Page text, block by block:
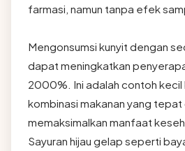
farmasi, namun tanpa efek
Mengonsumsi kunyit dengan
dapat meningkatkan
2000%. Ini adalah contoh kecil
kombinasi makanan yang
memaksimalkan manfaat
Sayuran hijau gelap seperti